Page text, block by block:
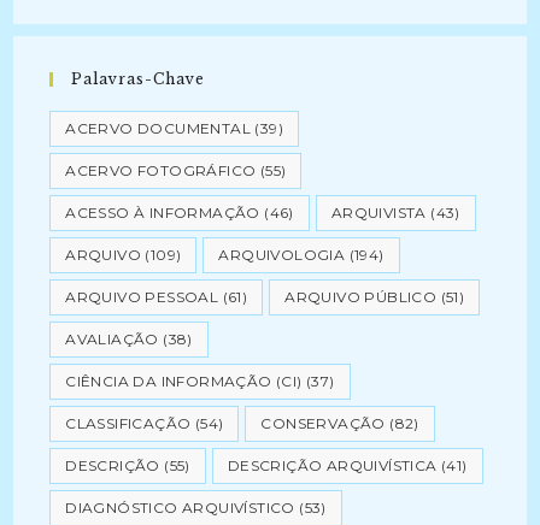
Palavras-Chave
ACERVO DOCUMENTAL (39)
ACERVO FOTOGRÁFICO (55)
ACESSO À INFORMAÇÃO (46) ARQUIVISTA (43)
ARQUIVO (109) ARQUIVOLOGIA (194)
ARQUIVO PESSOAL (61) ARQUIVO PÚBLICO (51)
AVALIAÇÃO (38)
CIÊNCIA DA INFORMAÇÃO (CI) (37)
CLASSIFICAÇÃO (54) CONSERVAÇÃO (82)
DESCRIÇÃO (55) DESCRIÇÃO ARQUIVÍSTICA (41)
DIAGNÓSTICO ARQUIVÍSTICO (53)